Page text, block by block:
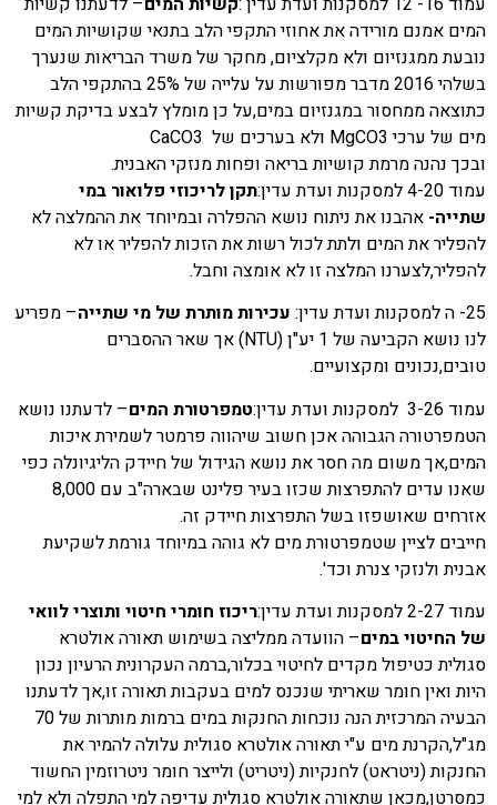
המים אמנם מורידה את אחוזי התקפי הלב בתנאי שקושיות המים
נובעת ממגנזיום ולא מקלציום, מחקר של משרד הבריאות שנערך
בשלהי 2016 מדבר מפורשות על עלייה של 25% בהתקפי הלב
כתוצאה ממחסור במגנזיום במים,על כן מומלץ לבצע בדיקת קשיות
מים של ערכי MgCO3 ולא בערכים של CaCO3
ובכך נהנה מרמת קושיות בריאה ופחות מנזקי האבנית.
עמוד 4-20 למסקנות ועדת עדין:
תקן לריכוזי פלואור במי
שתייה- אהבנו את ניתוח נושא ההפלרה ובמיוחד את ההמלצה לא
להפליר את המים ולתת לכול רשות את הזכות להפליר או לא
להפליר,לצערנו המלצה זו לא אומצה וחבל.
25- ה למסקנות ועדת עדין:
עכירות מותרת של מי שתייה– מפריע
לנו נושא הקביעה של 1 יע"ן (
NTU) אך שאר ההסברים
טובים,נכונים ומקצועיים.
עמוד 3-26 למסקנות ועדת עדין:
טמפרטורת המים– לדעתנו נושא
הטמפרטורה הגבוהה אכן חשוב שיהווה פרמטר לשמירת איכות
המים,אך משום מה חסר את נושא הגידול של חיידק הליגיונלה כפי
שאנו עדים להתפרצות שכזו בעיר פלינט שבארה"ב עם 8,000
אזרחים שאושפזו בשל התפרצות חיידק זה.
חייבים לציין שטמפרטורת מים לא גוהה במיוחד גורמת לשקיעת
אבנית ולנזקי צנרת וכד'.
עמוד 2-27 למסקנות ועדת עדין:
ריכוז חומרי חיטוי ותוצרי לוואי
של החיטוי במים– הוועדה ממליצה בשימוש תאורה אולטרא
סגולית כטיפול מקדים לחיטוי בכלור,ברמה העקרונית הרעיון נכון
היות ואין חומר שאריתי שנכנס למים בעקבות תאורה זו,אך לדעתנו
הבעיה המרכזית הנה נוכחות החנקות במים ברמות מותרות של 70
מג"ל,הקרנת מים ע"י תאורה אולטרא סגולית עלולה להמיר את
החנקות (ניטראט) לחנקיות (ניטריט) ולייצר חומר ניטרוזמין החשוד
כמסרטן,מכאן שתאורה אולטרא סגולית עדיפה למי התפלה ולא למי